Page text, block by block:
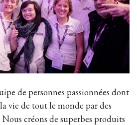
de personnes passionnées dont
vie de tout le monde par des
créons de superbes produits